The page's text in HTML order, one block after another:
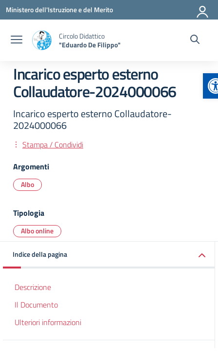
Vai ai contenuti
Vai al menu di navigazione
Vai al footer
Ministero dell'Istruzione e del Merito
Circolo Didattico
"Eduardo De Filippo"
Incarico esperto esterno
Collaudatore-2024000066
Incarico esperto esterno Collaudatore-
2024000066
Stampa / Condividi
Argomenti
Albo
Tipologia
Albo online
Indice della pagina
Descrizione
Il Documento
Ulteriori informazioni